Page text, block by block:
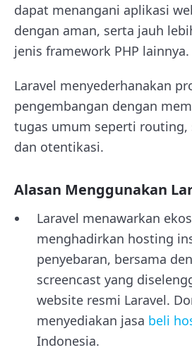
dapat menangani aplikasi
dengan aman, serta jauh
jenis framework PHP lainnya.
Laravel menyederhanakan
pengembangan dengan
tugas umum seperti routing,
dan otentikasi.
Alasan Menggunakan
Laravel menawarkan
menghadirkan hosting
penyebaran, bersama
screencast yang
website resmi Laravel.
menyediakan jasa beli
Indonesia.